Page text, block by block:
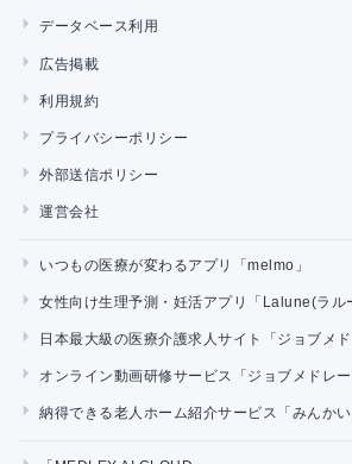
データベース利用
広告掲載
利用規約
プライバシーポリシー
外部送信ポリシー
運営会社
いつもの医療が変わるアプリ「melmo」
女性向け生理予測・妊活アプリ「Lalune(ラル
日本最大級の医療介護求人サイト「ジョブメド
オンライン動画研修サービス「ジョブメドレー
納得できる老人ホーム紹介サービス「みんかい